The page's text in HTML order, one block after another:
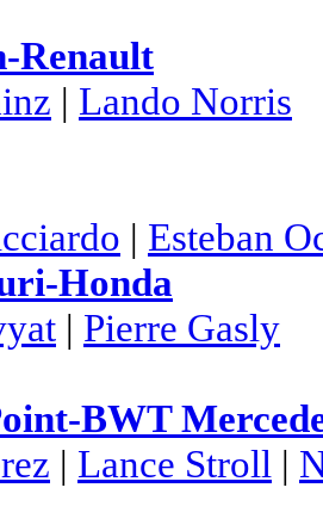
Renault
| Lando Norris
| Esteban
Honda
| Pierre Gasly
BWT
| Lance Stroll |